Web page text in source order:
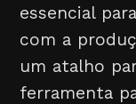
essencial
com a
um atalho
ferramenta